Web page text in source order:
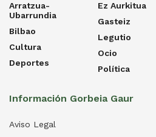
Arratzua-
Ubarrundia
Bilbao
Cultura
Deportes
Ez Aurkitua
Gasteiz
Legutio
Ocio
Política
Información Gorbeia Gaur
Aviso Legal